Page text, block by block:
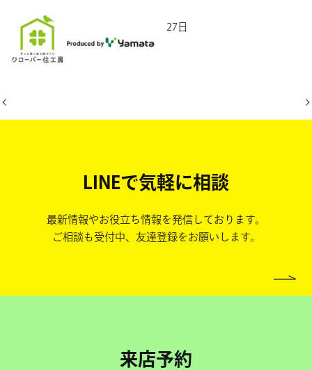
2026年2月27日
LINEで気軽に相談
最新情報やお役立ち情報を発信しております。
ご相談も受付中、友達登録をお願いします。
来店予約